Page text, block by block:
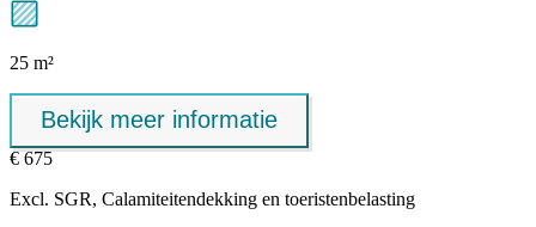
25 m²
Bekijk meer informatie
€ 675
Excl. SGR, Calamiteitendekking en toeristenbelasting